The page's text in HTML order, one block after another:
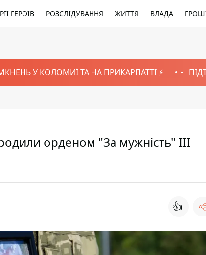
ГЕРОЇВ РОЗСЛІДУВАННЯ ЖИТТЯ ВЛАДА
У КОЛОМИЇ ТА НА ПРИКАРПАТТІ ⚡️ 💵
орденом "За мужність" ІІІ
👍